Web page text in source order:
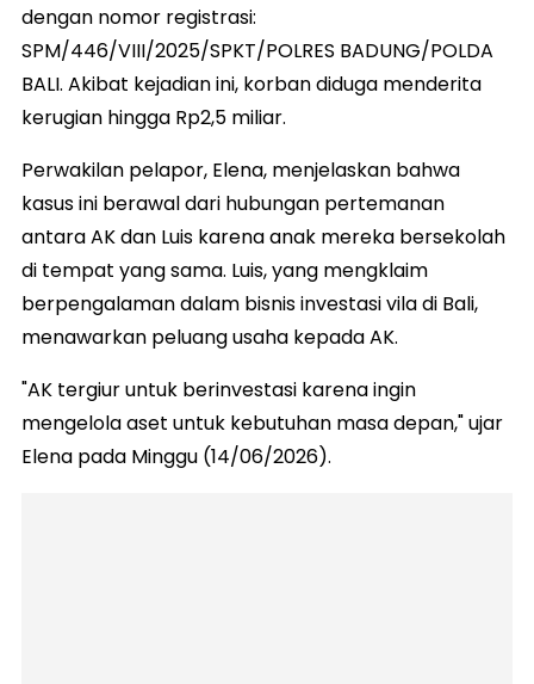
dengan nomor registrasi:
SPM/446/VIII/2025/SPKT/POLRES BADUNG/POLDA
BALI. Akibat kejadian ini, korban diduga menderita
kerugian hingga Rp2,5 miliar.
Perwakilan pelapor, Elena, menjelaskan bahwa
kasus ini berawal dari hubungan pertemanan
antara AK dan Luis karena anak mereka bersekolah
di tempat yang sama. Luis, yang mengklaim
berpengalaman dalam bisnis investasi vila di Bali,
menawarkan peluang usaha kepada AK.
"AK tergiur untuk berinvestasi karena ingin
mengelola aset untuk kebutuhan masa depan," ujar
Elena pada Minggu (14/06/2026).